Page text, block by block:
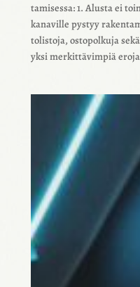
ta­mi­sessa: 1. Alusta ei
kana­ville pystyy
to­lis­toja, osto­pol­kuja
yksi merkit­tä­vim­piä